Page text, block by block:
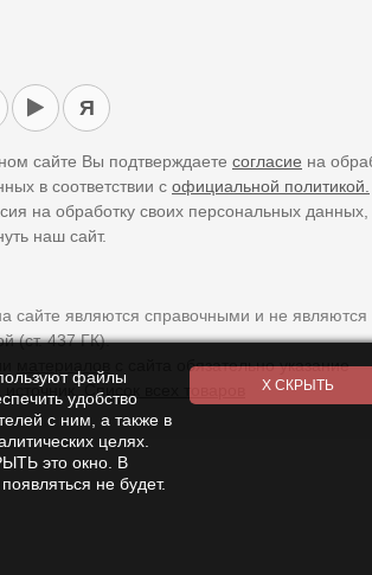
Я
сайте Вы подтверждаете согласие на
в соответствии с официальной политикой.
на обработку своих персональных
наш сайт.
сайте являются справочными и не являются
(ст. 437 ГК).
с сайта обязательно указание
источник.
Список всех товаров
файлы
удобство
с ним, а также в
целях.
это окно. В
не будет.